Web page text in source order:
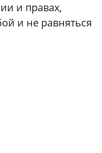
и правах,
и не равняться